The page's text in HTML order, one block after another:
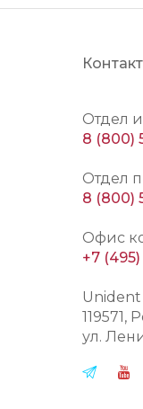
Отдел
8 (800)
Отдел
8 (800)
Офис
+7
Unident
119571,
ул.